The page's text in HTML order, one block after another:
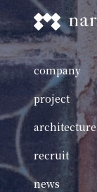
company
project
architecture
recruit
news